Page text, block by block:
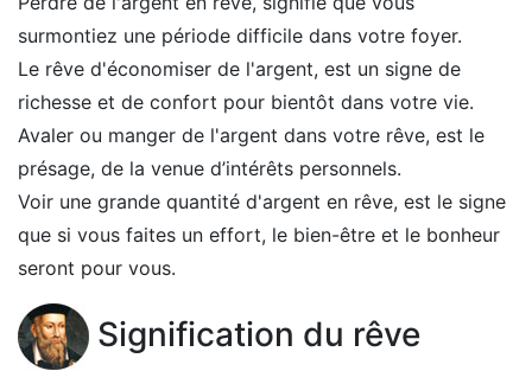
surmontiez une période difficile dans votre foyer.
Le rêve d'économiser de l'argent, est un signe de
richesse et de confort pour bientôt dans votre vie.
Avaler ou manger de l'argent dans votre rêve, est le
présage, de la venue d’intérêts personnels.
Voir une grande quantité d'argent en rêve, est le signe
que si vous faites un effort, le bien-être et le bonheur
seront pour vous.
Signification du rêve